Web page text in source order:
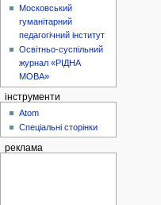
Московський
гуманітарний
педагогічний інститут
Освітньо-суспільний
журнал «РІДНА
МОВА»
інструменти
Atom
Спеціальні сторінки
реклама